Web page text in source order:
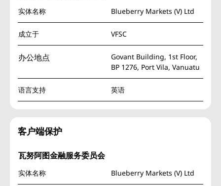
实体名称 Blueberry Markets (V) Ltd
成立于 VFSC
办公地点
Govant Building, 1st Floor,
BP 1276, Port Vila, Vanuatu
语言支持 英语
客户端保护
瓦努阿图金融服务委员会
实体名称 Blueberry Markets (V) Ltd